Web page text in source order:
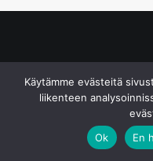
Käytämme evästeitä
liikenteen
Ok
En